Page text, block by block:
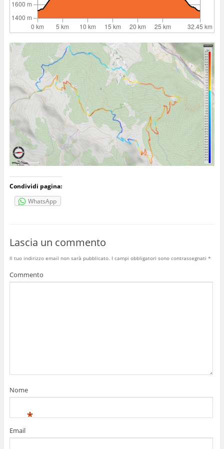
Condividi pagina:
WhatsApp
Lascia un commento
Il tuo indirizzo email non sarà pubblicato. I campi obbligatori sono contrassegnati *
Commento
Nome
*
Email